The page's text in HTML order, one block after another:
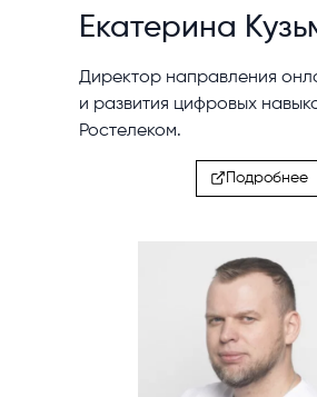
Екатерина
Директор направления
и развития цифровых
Ростелеком.
Подробнее